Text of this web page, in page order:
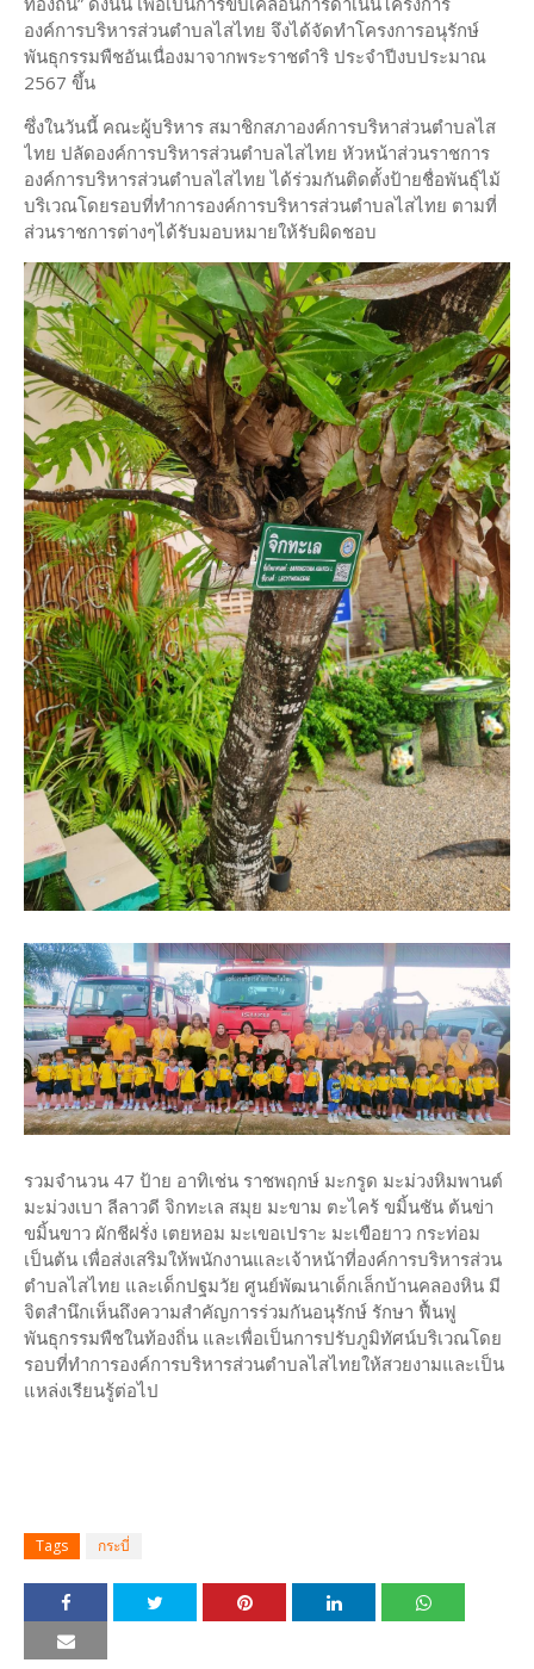
องค์การบริหารส่วนตำบลไสไทย จึงได้จัดทำโครงการอนุรักษ์
พันธุกรรมพืชอันเนื่องมาจากพระราชดำริ ประจำปีงบประมาณ
2567 ขึ้น
ซึ่งในวันนี้ คณะผู้บริหาร สมาชิกสภาองค์การบริหาส่วนตำบลไส
ไทย ปลัดองค์การบริหารส่วนตำบลไสไทย หัวหน้าส่วนราชการ
องค์การบริหารส่วนตำบลไสไทย ได้ร่วมกันติดตั้งป้ายชื่อพันธุ์ไม้
บริเวณโดยรอบที่ทำการองค์การบริหารส่วนตำบลไสไทย ตามที่
ส่วนราชการต่างๆได้รับมอบหมายให้รับผิดชอบ
รวมจำนวน 47 ป้าย อาทิเช่น ราชพฤกษ์ มะกรูด มะม่วงหิมพานต์
มะม่วงเบา ลีลาวดี จิกทะเล สมุย มะขาม ตะไคร้ ขมิ้นชัน ต้นข่า
ขมิ้นขาว ผักชีฝรั่ง เตยหอม มะเขอเปราะ มะเขือยาว กระท่อม
เป็นต้น เพื่อส่งเสริมให้พนักงานและเจ้าหน้าที่องค์การบริหารส่วน
ตำบลไสไทย และเด็กปฐมวัย ศูนย์พัฒนาเด็กเล็กบ้านคลองหิน มี
จิตสำนึกเห็นถึงความสำคัญการร่วมกันอนุรักษ์ รักษา ฟื้นฟู
พันธุกรรมพืชในท้องถิ่น และเพื่อเป็นการปรับภูมิทัศน์บริเวณโดย
รอบที่ทำการองค์การบริหารส่วนตำบลไสไทยให้สวยงามและเป็น
แหล่งเรียนรู้ต่อไป
Tags กระบี่